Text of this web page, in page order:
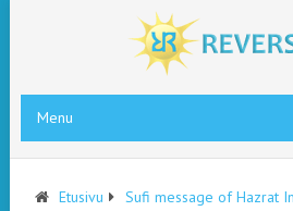
Menu
Etusivu
Sufi message of Hazrat